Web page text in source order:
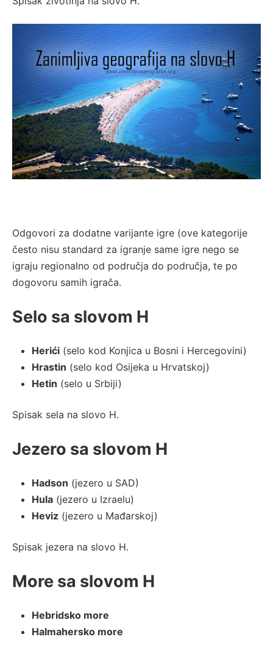
Odgovori za dodatne varijante igre (ove kategorije
često nisu standard za igranje same igre nego se
igraju regionalno od područja do područja, te po
dogovoru samih igrača.
Selo sa slovom H
Herići (selo kod Konjica u Bosni i Hercegovini)
Hrastin (selo kod Osijeka u Hrvatskoj)
Hetin (selo u Srbiji)
Spisak sela na slovo H.
Jezero sa slovom H
Hadson (jezero u SAD)
Hula (jezero u Izraelu)
Heviz (jezero u Mađarskoj)
Spisak jezera na slovo H.
More sa slovom H
Hebridsko more
Halmahersko more